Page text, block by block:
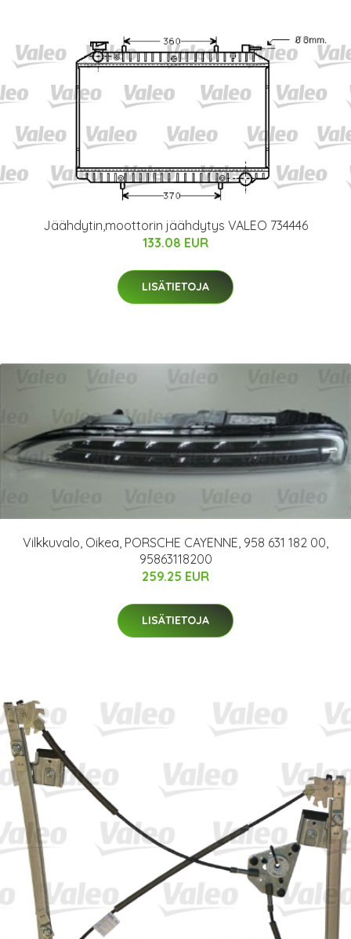
Jäähdytin,moottorin jäähdytys VALEO 734446
133.08 EUR
LISÄTIETOJA
Vilkkuvalo, Oikea, PORSCHE CAYENNE, 958 631 182 00,
95863118200
259.25 EUR
LISÄTIETOJA